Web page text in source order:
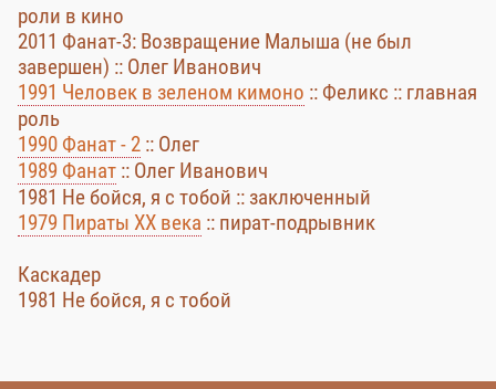
роли в кино
2011 Фанат-3: Возвращение Малыша (не был
завершен) :: Олег Иванович
1991 Человек в зеленом кимоно :: Феликс :: главная
роль
1990 Фанат - 2 :: Олег
1989 Фанат :: Олег Иванович
1981 Не бойся, я с тобой :: заключенный
1979 Пираты XX века :: пират-подрывник
Каскадер
1981 Не бойся, я с тобой